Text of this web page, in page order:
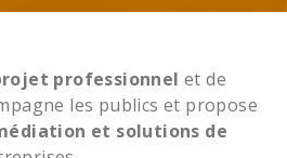
professionnel et de
les publics et propose
et solutions de